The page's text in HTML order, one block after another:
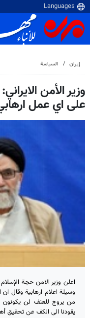
إيران السياسة
وزير الأمن
على اي عمل
اعلن وزير الامن حجة
وسيلة اعلام ارهابية وقال
من يروج للعنف لن يكونون
يقودنا الى الكف عن تحقيق